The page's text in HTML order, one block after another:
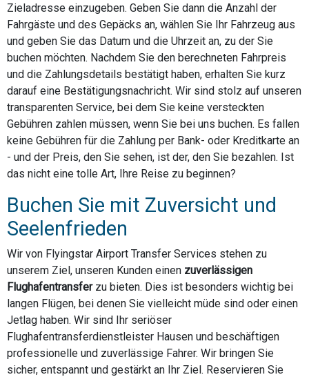
Zieladresse einzugeben. Geben Sie dann die Anzahl der
Fahrgäste und des Gepäcks an, wählen Sie Ihr Fahrzeug aus
und geben Sie das Datum und die Uhrzeit an, zu der Sie
buchen möchten. Nachdem Sie den berechneten Fahrpreis
und die Zahlungsdetails bestätigt haben, erhalten Sie kurz
darauf eine Bestätigungsnachricht. Wir sind stolz auf unseren
transparenten Service, bei dem Sie keine versteckten
Gebühren zahlen müssen, wenn Sie bei uns buchen. Es fallen
keine Gebühren für die Zahlung per Bank- oder Kreditkarte an
- und der Preis, den Sie sehen, ist der, den Sie bezahlen. Ist
das nicht eine tolle Art, Ihre Reise zu beginnen?
Buchen Sie mit Zuversicht und
Seelenfrieden
Wir von Flyingstar Airport Transfer Services stehen zu
unserem Ziel, unseren Kunden einen zuverlässigen
Flughafentransferzu bieten. Dies ist besonders wichtig bei
langen Flügen, bei denen Sie vielleicht müde sind oder einen
Jetlag haben. Wir sind Ihr seriöser
Flughafentransferdienstleister Hausen und beschäftigen
professionelle und zuverlässige Fahrer. Wir bringen Sie
sicher, entspannt und gestärkt an Ihr Ziel. Reservieren Sie